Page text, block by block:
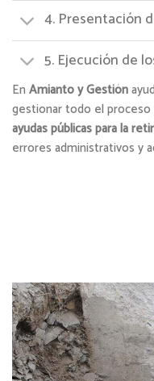
4. Presentación
5. Ejecución de
En Amianto y Gestión
gestionar todo el proceso
ayudas públicas para la
errores administrativos y